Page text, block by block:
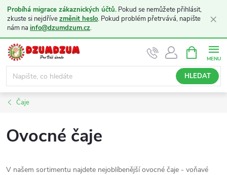
Probíhá migrace zákaznických účtů. Pokud se nemůžete přihlásit,
zkuste si nejdřívezměnit heslo. Pokud problém přetrvává, napište
nám na info@dzumdzum.cz.
×
Přejít
obsah
HLEDAT
NÁKUPNÍ
KOŠÍK
Čaje
Ovocné čaje
V našem sortimentu najdete nejoblíbenější ovocné čaje - voňavé